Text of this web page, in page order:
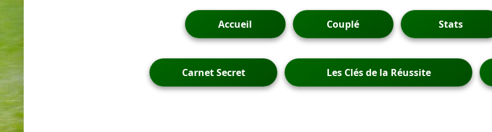
Accueil Couplé Stats
Carnet Secret Les Clés de la Réussite